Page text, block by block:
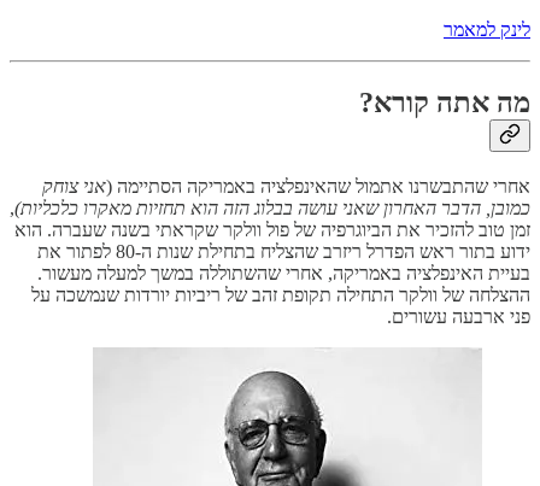
לינק למאמר
מה אתה קורא?
אחרי שהתבשרנו אתמול שהאינפלציה באמריקה הסתיימה (אני צוחק
כמובן, הדבר האחרון שאני עושה בבלוג הזה הוא תחזיות מאקרו כלכליות),
זמן טוב להזכיר את הביוגרפיה של פול וולקר שקראתי בשנה שעברה. הוא
ידוע בתור ראש הפדרל ריזרב שהצליח בתחילת שנות ה-80 לפתור את
בעיית האינפלציה באמריקה, אחרי שהשתוללה במשך למעלה מעשור.
ההצלחה של וולקר התחילה תקופת זהב של ריביות יורדות שנמשכה על
פני ארבעה עשורים.